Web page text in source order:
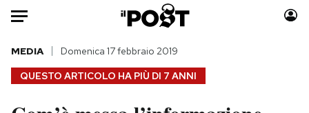
Auto
HOME
QUESTO ARTICOLO HA PIÙ DI 7 ANNI
MEDIA Domenica 17 febbraio 2019